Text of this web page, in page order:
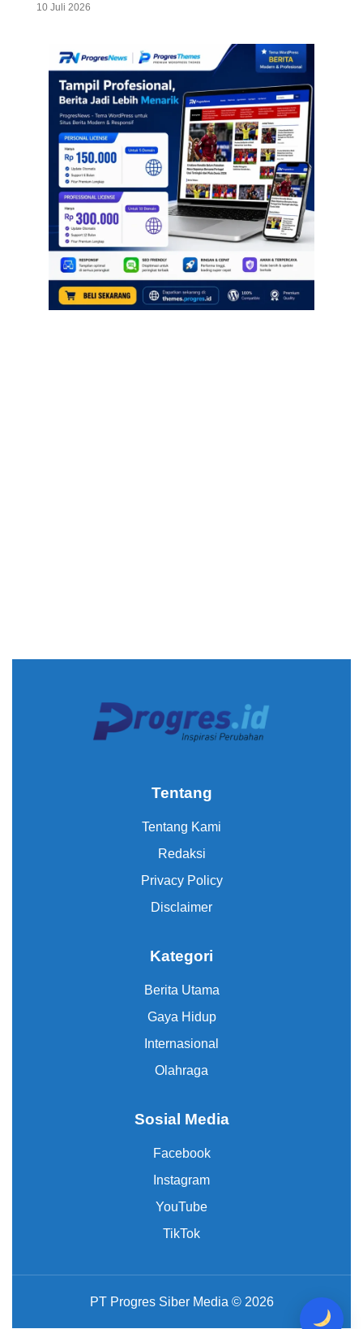
10 Juli 2026
Tentang
Tentang Kami
Redaksi
Privacy Policy
Disclaimer
Kategori
Berita Utama
Gaya Hidup
Internasional
Olahraga
Sosial Media
Facebook
Instagram
YouTube
TikTok
PT Progres Siber Media © 2026